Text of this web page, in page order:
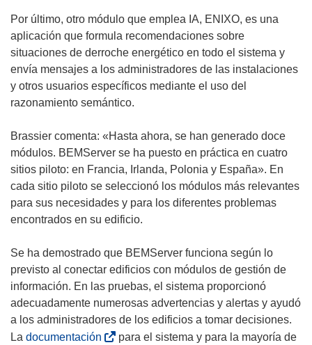
Por último, otro módulo que emplea IA, ENIXO, es una
aplicación que formula recomendaciones sobre
situaciones de derroche energético en todo el sistema y
envía mensajes a los administradores de las instalaciones
y otros usuarios específicos mediante el uso del
razonamiento semántico.
Brassier comenta: «Hasta ahora, se han generado doce
módulos. BEMServer se ha puesto en práctica en cuatro
sitios piloto: en Francia, Irlanda, Polonia y España». En
cada sitio piloto se seleccionó los módulos más relevantes
para sus necesidades y para los diferentes problemas
encontrados en su edificio.
Se ha demostrado que BEMServer funciona según lo
previsto al conectar edificios con módulos de gestión de
información. En las pruebas, el sistema proporcionó
adecuadamente numerosas advertencias y alertas y ayudó
a los administradores de los edificios a tomar decisiones.
La documentación
para el sistema y para la mayoría de